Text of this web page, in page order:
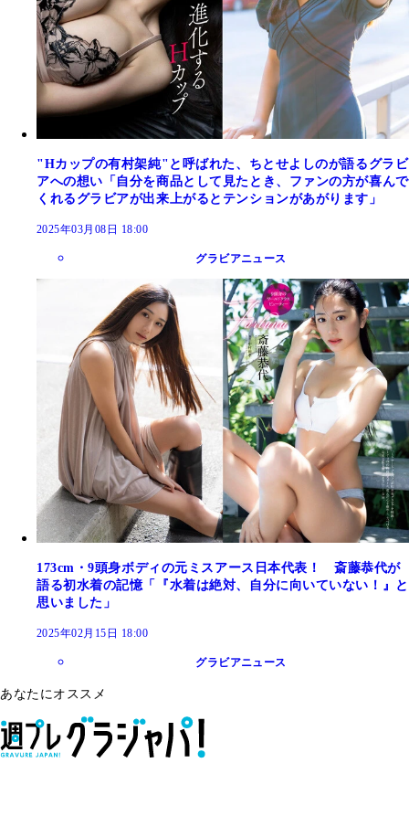
"Hカップの有村架純"と呼ばれた、ちとせよしのが語るグラビ
アへの想い「自分を商品として見たとき、ファンの方が喜んで
くれるグラビアが出来上がるとテンションがあがります」
2025年03月08日 18:00
グラビアニュース
173cm・9頭身ボディの元ミスアース日本代表！ 斎藤恭代が
語る初水着の記憶「『水着は絶対、自分に向いていない！』と
思いました」
2025年02月15日 18:00
グラビアニュース
あなたにオススメ